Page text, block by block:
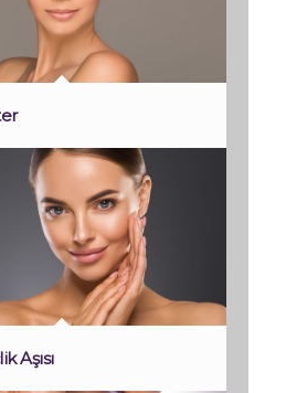
Aşısı